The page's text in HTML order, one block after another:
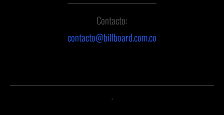
Contacto:
contacto@billboard.com.co
.